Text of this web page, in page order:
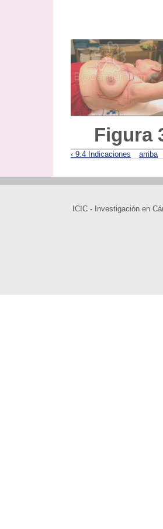
Figura
‹ 9.4 Indicaciones arriba
ICIC - Investigación en